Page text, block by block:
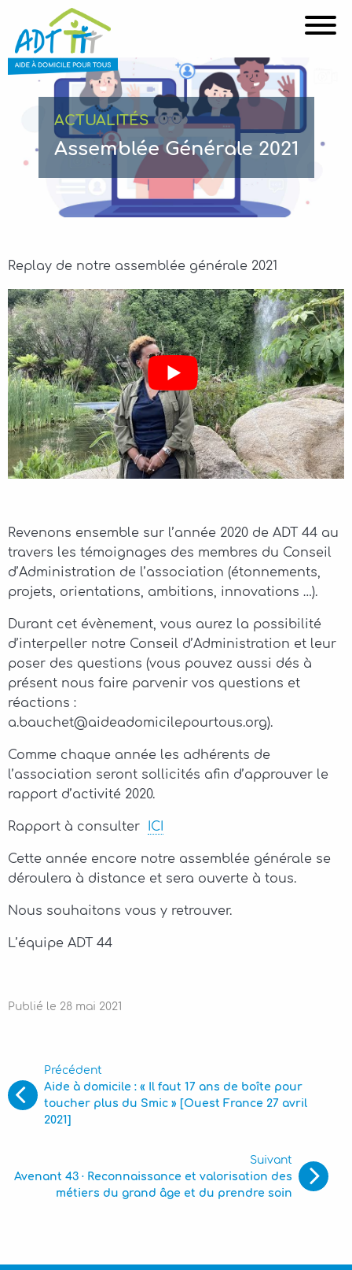
ACTUALITÉS
Assemblée Générale 2021
Replay de notre assemblée générale 2021
Revenons ensemble sur l’année 2020 de ADT 44 au
travers les témoignages des membres du Conseil
d’Administration de l’association (étonnements,
projets, orientations, ambitions, innovations …).
Durant cet évènement, vous aurez la possibilité
d’interpeller notre Conseil d’Administration et leur
poser des questions (vous pouvez aussi dés à
présent nous faire parvenir vos questions et
réactions :
a.bauchet@aideadomicilepourtous.org).
Comme chaque année les adhérents de
l’association seront sollicités afin d’approuver le
rapport d’activité 2020.
Rapport à consulter ICI
Cette année encore notre assemblée générale se
déroulera à distance et sera ouverte à tous.
Nous souhaitons vous y retrouver.
L’équipe ADT 44
Publié le 28 mai 2021
Précédent
Aide à domicile : « Il faut 17 ans de boîte pour
toucher plus du Smic » [Ouest France 27 avril
2021]
Suivant
Avenant 43 · Reconnaissance et valorisation des
métiers du grand âge et du prendre soin